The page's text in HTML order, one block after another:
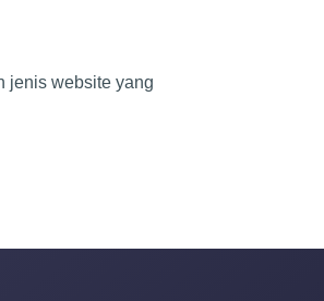
jenis website yang